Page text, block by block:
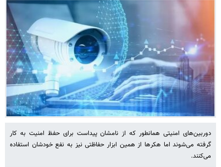
دوربین‌های امنیتی همانطور که از نامشان پیداست برای حفظ امنیت به کار
گرفته می‌شوند اما هکرها از همین ابزار حفاظتی نیز به نفع‌ خودشان استفاده
می‌کنند.